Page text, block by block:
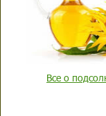
Все о